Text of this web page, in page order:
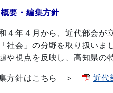
要・編集方針
４年４月から、近代部会が
社会」の分野を取り扱いま
や視点を反映し、高知県の
方針はこちら ＞ 近代